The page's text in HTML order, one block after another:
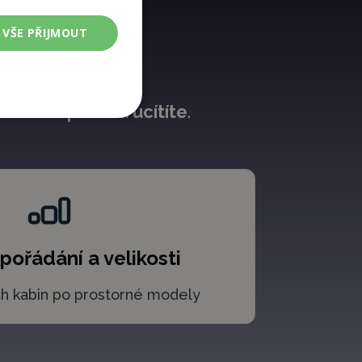
i spánek.
rozdíl opravdu ucítíte.
a velikosti
kabin po prostorné modely
VŠE PŘIJMOUT